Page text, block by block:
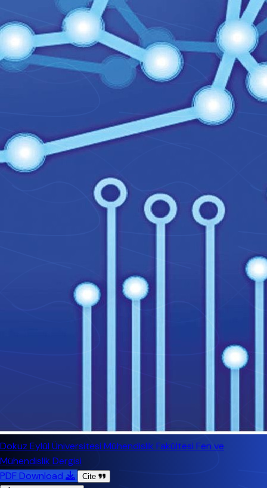
Dokuz Eylül Üniversitesi Mühendislik Fakültesi Fen ve
Mühendislik Dergisi
PDF Download
Cite